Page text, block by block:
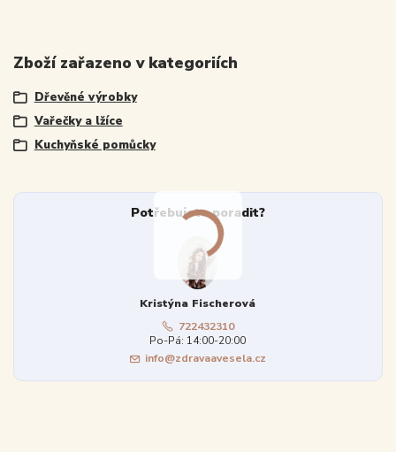
Zboží zařazeno v kategoriích
Dřevěné výrobky
Vařečky a lžíce
Kuchyňské pomůcky
Potřebujete poradit?
Kristýna Fischerová
722432310
Po-Pá: 14:00-20:00
info@zdravaavesela.cz